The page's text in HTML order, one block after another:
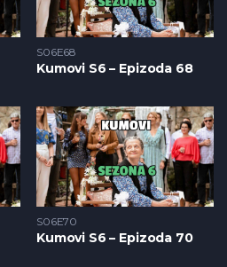
S06E68
Kumovi S6 – Epizoda 68
S06E70
Kumovi S6 – Epizoda 70